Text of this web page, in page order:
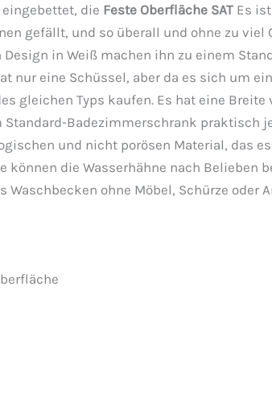
die Feste Oberfläche SAT Es
gefällt, und so überall und ohne zu
in Weiß machen ihn zu einem
nur eine Schüssel, aber da es sich um
gleichen Typs kaufen. Es hat eine Breite
Badezimmerschrank praktisch
und nicht porösen Material, das
können die Wasserhähne nach
ohne Möbel, Schürze oder